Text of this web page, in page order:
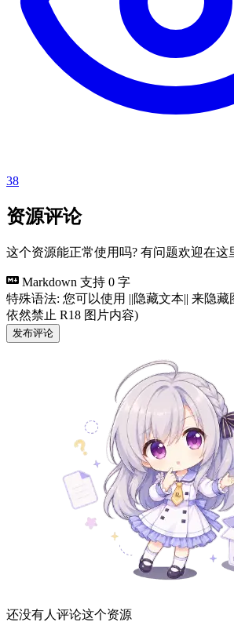
38
资源评论
这个资源能正常使用吗? 有问题欢迎在这
Markdown 支持 0 字
特殊语法: 您可以使用 ||隐藏文本|| 来隐
依然禁止 R18 图片内容)
发布评论
还没有人评论这个资源